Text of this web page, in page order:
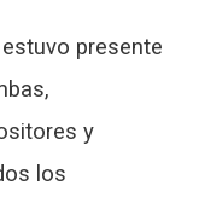
presente
y
los